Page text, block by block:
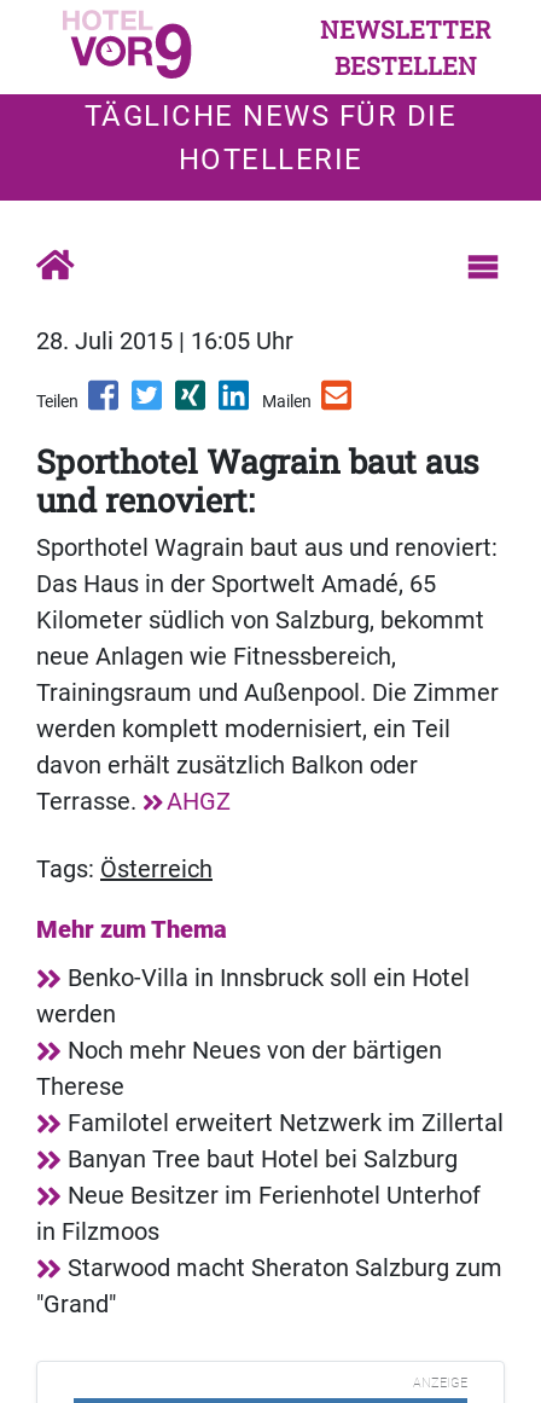
NEWSLETTER
BESTELLEN
TÄGLICHE NEWS FÜR DIE
HOTELLERIE
28. Juli 2015 | 16:05 Uhr
Teilen Mailen
Sporthotel Wagrain baut aus
und renoviert:
Sporthotel Wagrain baut aus und renoviert:
Das Haus in der Sportwelt Amadé, 65
Kilometer südlich von Salzburg, bekommt
neue Anlagen wie Fitnessbereich,
Trainingsraum und Außenpool. Die Zimmer
werden komplett modernisiert, ein Teil
davon erhält zusätzlich Balkon oder
Terrasse.
AHGZ
Tags: Österreich
Mehr zum Thema
Benko-Villa in Innsbruck soll ein Hotel
werden
Noch mehr Neues von der bärtigen
Therese
Familotel erweitert Netzwerk im Zillertal
Banyan Tree baut Hotel bei Salzburg
Neue Besitzer im Ferienhotel Unterhof
in Filzmoos
Starwood macht Sheraton Salzburg zum
"Grand"
ANZEIGE